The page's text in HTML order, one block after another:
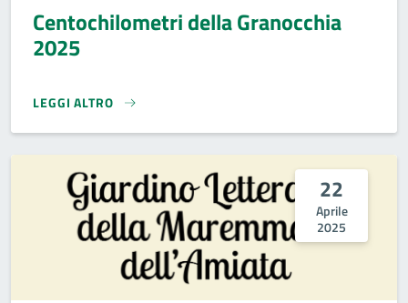
Centochilometri della Granocchia
2025
LEGGI ALTRO
CENTOCHILOMETRI DELLA GRANOCCHIA 2025}
22
Aprile
2025